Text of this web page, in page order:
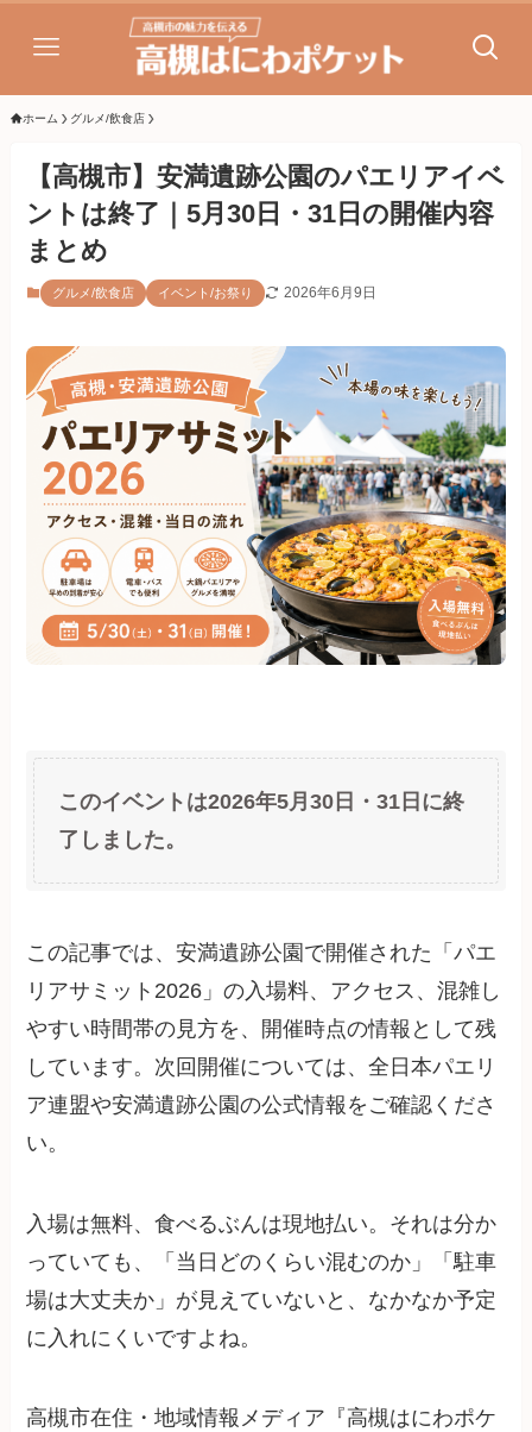
ホーム グルメ/飲食店
【高槻市】安満遺跡公園のパエリアイベ
ントは終了｜5月30日・31日の開催内容
まとめ
グルメ/飲食店 イベント/お祭り 2026年6月9日
このイベントは2026年5月30日・31日に終
了しました。
この記事では、安満遺跡公園で開催された「パエ
リアサミット2026」の入場料、アクセス、混雑し
やすい時間帯の見方を、開催時点の情報として残
しています。次回開催については、全日本パエリ
ア連盟や安満遺跡公園の公式情報をご確認くださ
い。
入場は無料、食べるぶんは現地払い。それは分か
っていても、「当日どのくらい混むのか」「駐車
場は大丈夫か」が見えていないと、なかなか予定
に入れにくいですよね。
高槻市在住・地域情報メディア『高槻はにわポケ